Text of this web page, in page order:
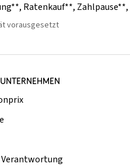
, Ratenkauf**, Zahlpause**,
vorausgesetzt
Verantwortung